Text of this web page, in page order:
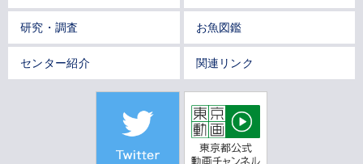
研究・調査 お魚図鑑
センター紹介 関連リンク